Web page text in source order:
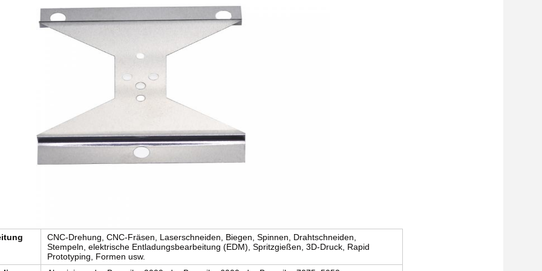
CNC-Drehung, CNC-Fräsen, Laserschneiden, Biegen, Spinnen, Drahtschneiden,
Stempeln, elektrische Entladungsbearbeitung (EDM), Spritzgießen, 3D-Druck, Rapid
Prototyping, Formen usw.